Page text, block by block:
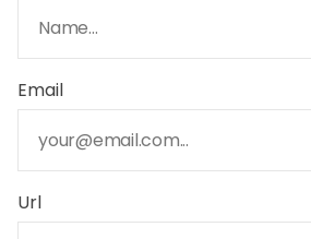
Email
Url